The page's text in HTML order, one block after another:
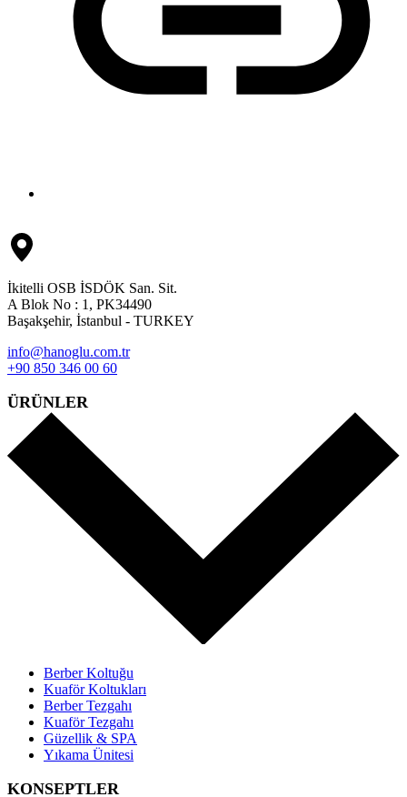
İkitelli OSB İSDÖK San. Sit.
A Blok No : 1, PK34490
Başakşehir, İstanbul - TURKEY
info@hanoglu.com.tr
+90 850 346 00 60
ÜRÜNLER
Berber Koltuğu
Kuaför Koltukları
Berber Tezgahı
Kuaför Tezgahı
Güzellik & SPA
Yıkama Ünitesi
KONSEPTLER